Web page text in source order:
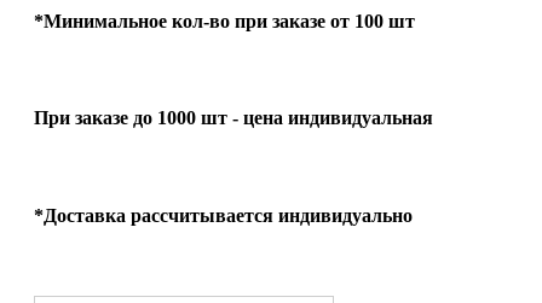
*Минимальное кол-во при заказе от 100 шт
При заказе до 1000 шт - цена индивидуальная
*Доставка рассчитывается индивидуально